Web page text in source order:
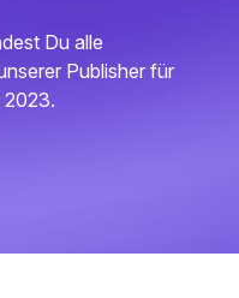
Du alle
Publisher für
2023.